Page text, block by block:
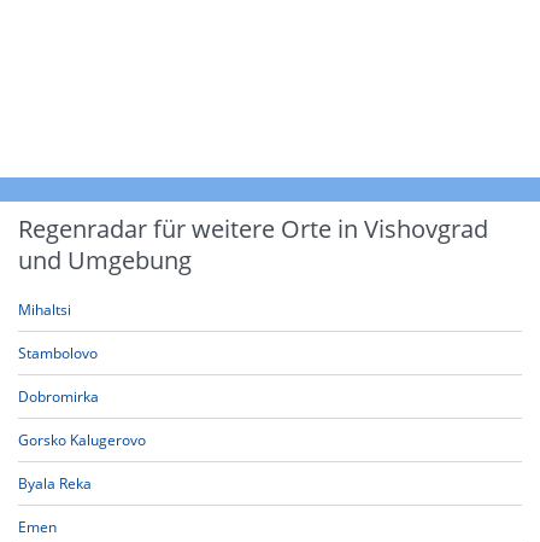
Regenradar für weitere Orte in Vishovgrad
und Umgebung
Mihaltsi
Stambolovo
Dobromirka
Gorsko Kalugerovo
Byala Reka
Emen